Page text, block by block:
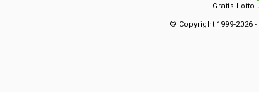
Gratis Lotto
© Copyright 1999-2026